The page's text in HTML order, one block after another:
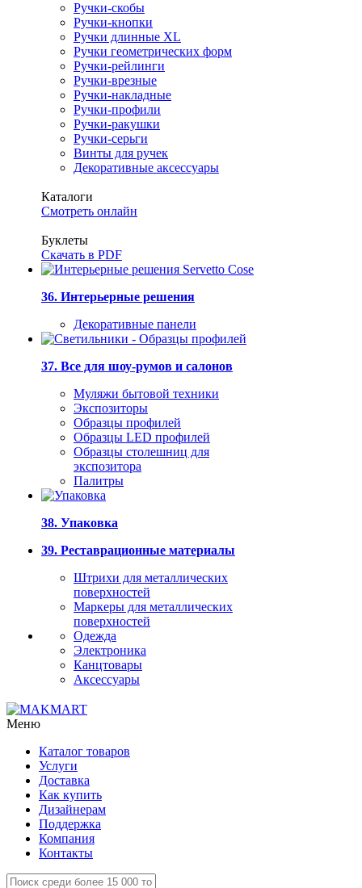
Ручки-скобы
Ручки-кнопки
Ручки длинные XL
Ручки геометрических форм
Ручки-рейлинги
Ручки-врезные
Ручки-накладные
Ручки-профили
Ручки-ракушки
Ручки-серьги
Винты для ручек
Декоративные аксессуары
Каталоги
Смотреть онлайн
Буклеты
Скачать в PDF
36. Интерьерные решения
Декоративные панели
37. Все для шоу-румов и салонов
Муляжи бытовой техники
Экспозиторы
Образцы профилей
Образцы LED профилей
Образцы столешниц для
экспозитора
Палитры
38. Упаковка
39. Реставрационные материалы
Штрихи для металлических
поверхностей
Маркеры для металлических
поверхностей
Одежда
Электроника
Канцтовары
Аксессуары
Меню
Каталог товаров
Услуги
Доставка
Как купить
Дизайнерам
Поддержка
Компания
Контакты